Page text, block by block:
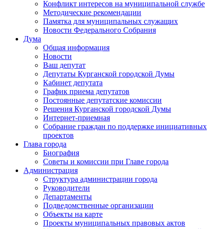
Конфликт интересов на муниципальной службе
Методические рекомендации
Памятка для муниципальных служащих
Новости Федерального Cобрания
Дума
Общая информация
Новости
Ваш депутат
Депутаты Курганской городской Думы
Кабинет депутата
График приема депутатов
Постоянные депутатские комиссии
Решения Курганской городской Думы
Интернет-приемная
Собрание граждан по поддержке инициативных
проектов
Глава города
Биография
Советы и комиссии при Главе города
Администрация
Структура администрации города
Руководители
Департаменты
Подведомственные организации
Объекты на карте
Проекты муниципальных правовых актов